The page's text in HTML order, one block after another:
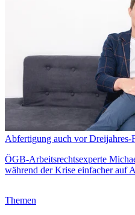
Abfertigung auch vor Dreijahres-
ÖGB-Arbeitsrechtsexperte
während der Krise einfacher auf
Themen